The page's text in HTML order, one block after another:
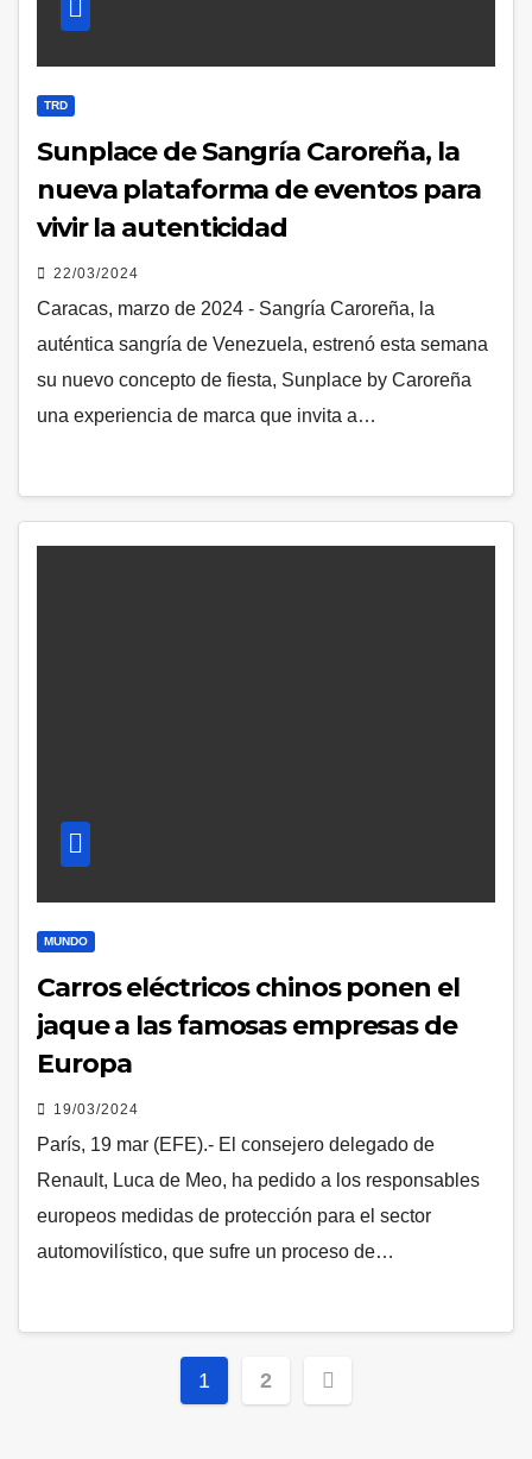
TRD
Sunplace de Sangría Caroreña, la
nueva plataforma de eventos para
vivir la autenticidad
22/03/2024
Caracas, marzo de 2024 - Sangría Caroreña, la
auténtica sangría de Venezuela, estrenó esta semana
su nuevo concepto de fiesta, Sunplace by Caroreña
una experiencia de marca que invita a…
MUNDO
Carros eléctricos chinos ponen el
jaque a las famosas empresas de
Europa
19/03/2024
París, 19 mar (EFE).- El consejero delegado de
Renault, Luca de Meo, ha pedido a los responsables
europeos medidas de protección para el sector
automovilístico, que sufre un proceso de…
Posts
1 2